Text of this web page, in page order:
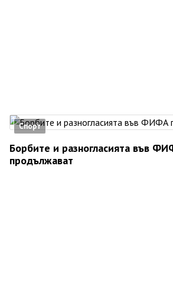
Спорт
Борбите и разногласията във
продължават